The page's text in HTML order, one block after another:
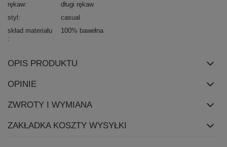
rękaw
długi rękaw
styl
casual
skład materiału
100% bawełna
OPIS PRODUKTU
OPINIE
ZWROTY I WYMIANA
ZAKŁADKA KOSZTY WYSYŁKI